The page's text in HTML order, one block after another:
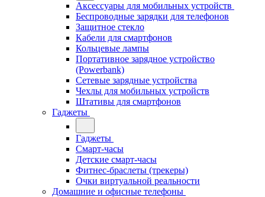
Аксессуары для мобильных устройств
Беспроводные зарядки для телефонов
Защитное стекло
Кабели для смартфонов
Кольцевые лампы
Портативное зарядное устройство
(Powerbank)
Сетевые зарядные устройства
Чехлы для мобильных устройств
Штативы для смартфонов
Гаджеты
Гаджеты
Смарт-часы
Детские смарт-часы
Фитнес-браслеты (трекеры)
Очки виртуальной реальности
Домашние и офисные телефоны